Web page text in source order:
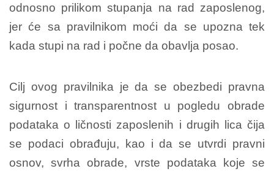
odnosno prilikom stupanja na rad zaposlenog,
jer će sa pravilnikom moći da se upozna tek
kada stupi na rad i počne da obavlja posao.
Cilj ovog pravilnika je da se obezbedi pravna
sigurnost i transparentnost u pogledu obrade
podataka o ličnosti zaposlenih i drugih lica čija
se podaci obrađuju, kao i da se utvrdi pravni
osnov, svrha obrade, vrste podataka koje se